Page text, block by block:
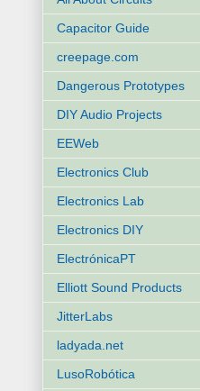
Capacitor Guide
creepage.com
Dangerous Prototypes
DIY Audio Projects
EEWeb
Electronics Club
Electronics Lab
Electronics DIY
ElectrónicaPT
Elliott Sound Products
JitterLabs
ladyada.net
LusoRobótica